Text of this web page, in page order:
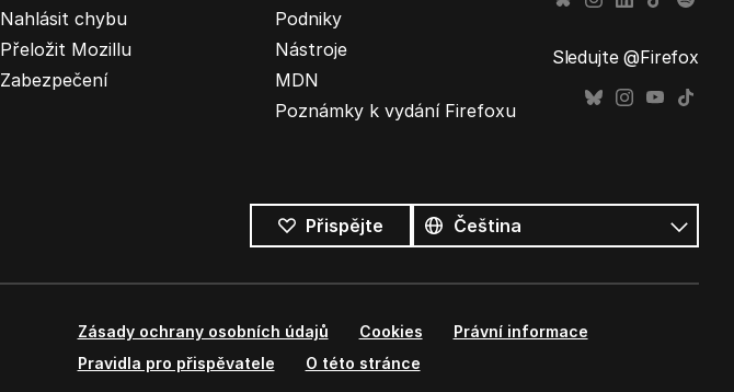
Nahlásit chybu
Přeložit Mozillu
Zabezpečení
Podniky
Nástroje
MDN
Poznámky k vydání Firefoxu
Sledujte @Firefox
Přispějte
jazyky
Jazyk
Zásady ochrany osobních údajů Cookies
Právní informace
Pravidla pro přispěvatele
O této stránce